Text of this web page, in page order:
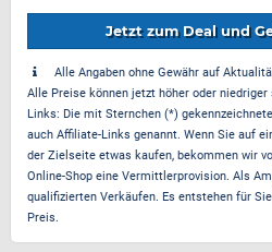
Jetzt zum Deal und
Alle Angaben ohne Gewähr auf
Alle Preise können jetzt höher oder
Links: Die mit Sternchen (*)
auch Affiliate-Links genannt. Wenn Sie auf
der Zielseite etwas kaufen, bekommen wir
Online-Shop eine Vermittlerprovision. Als
qualifizierten Verkäufen. Es entstehen für
Preis.